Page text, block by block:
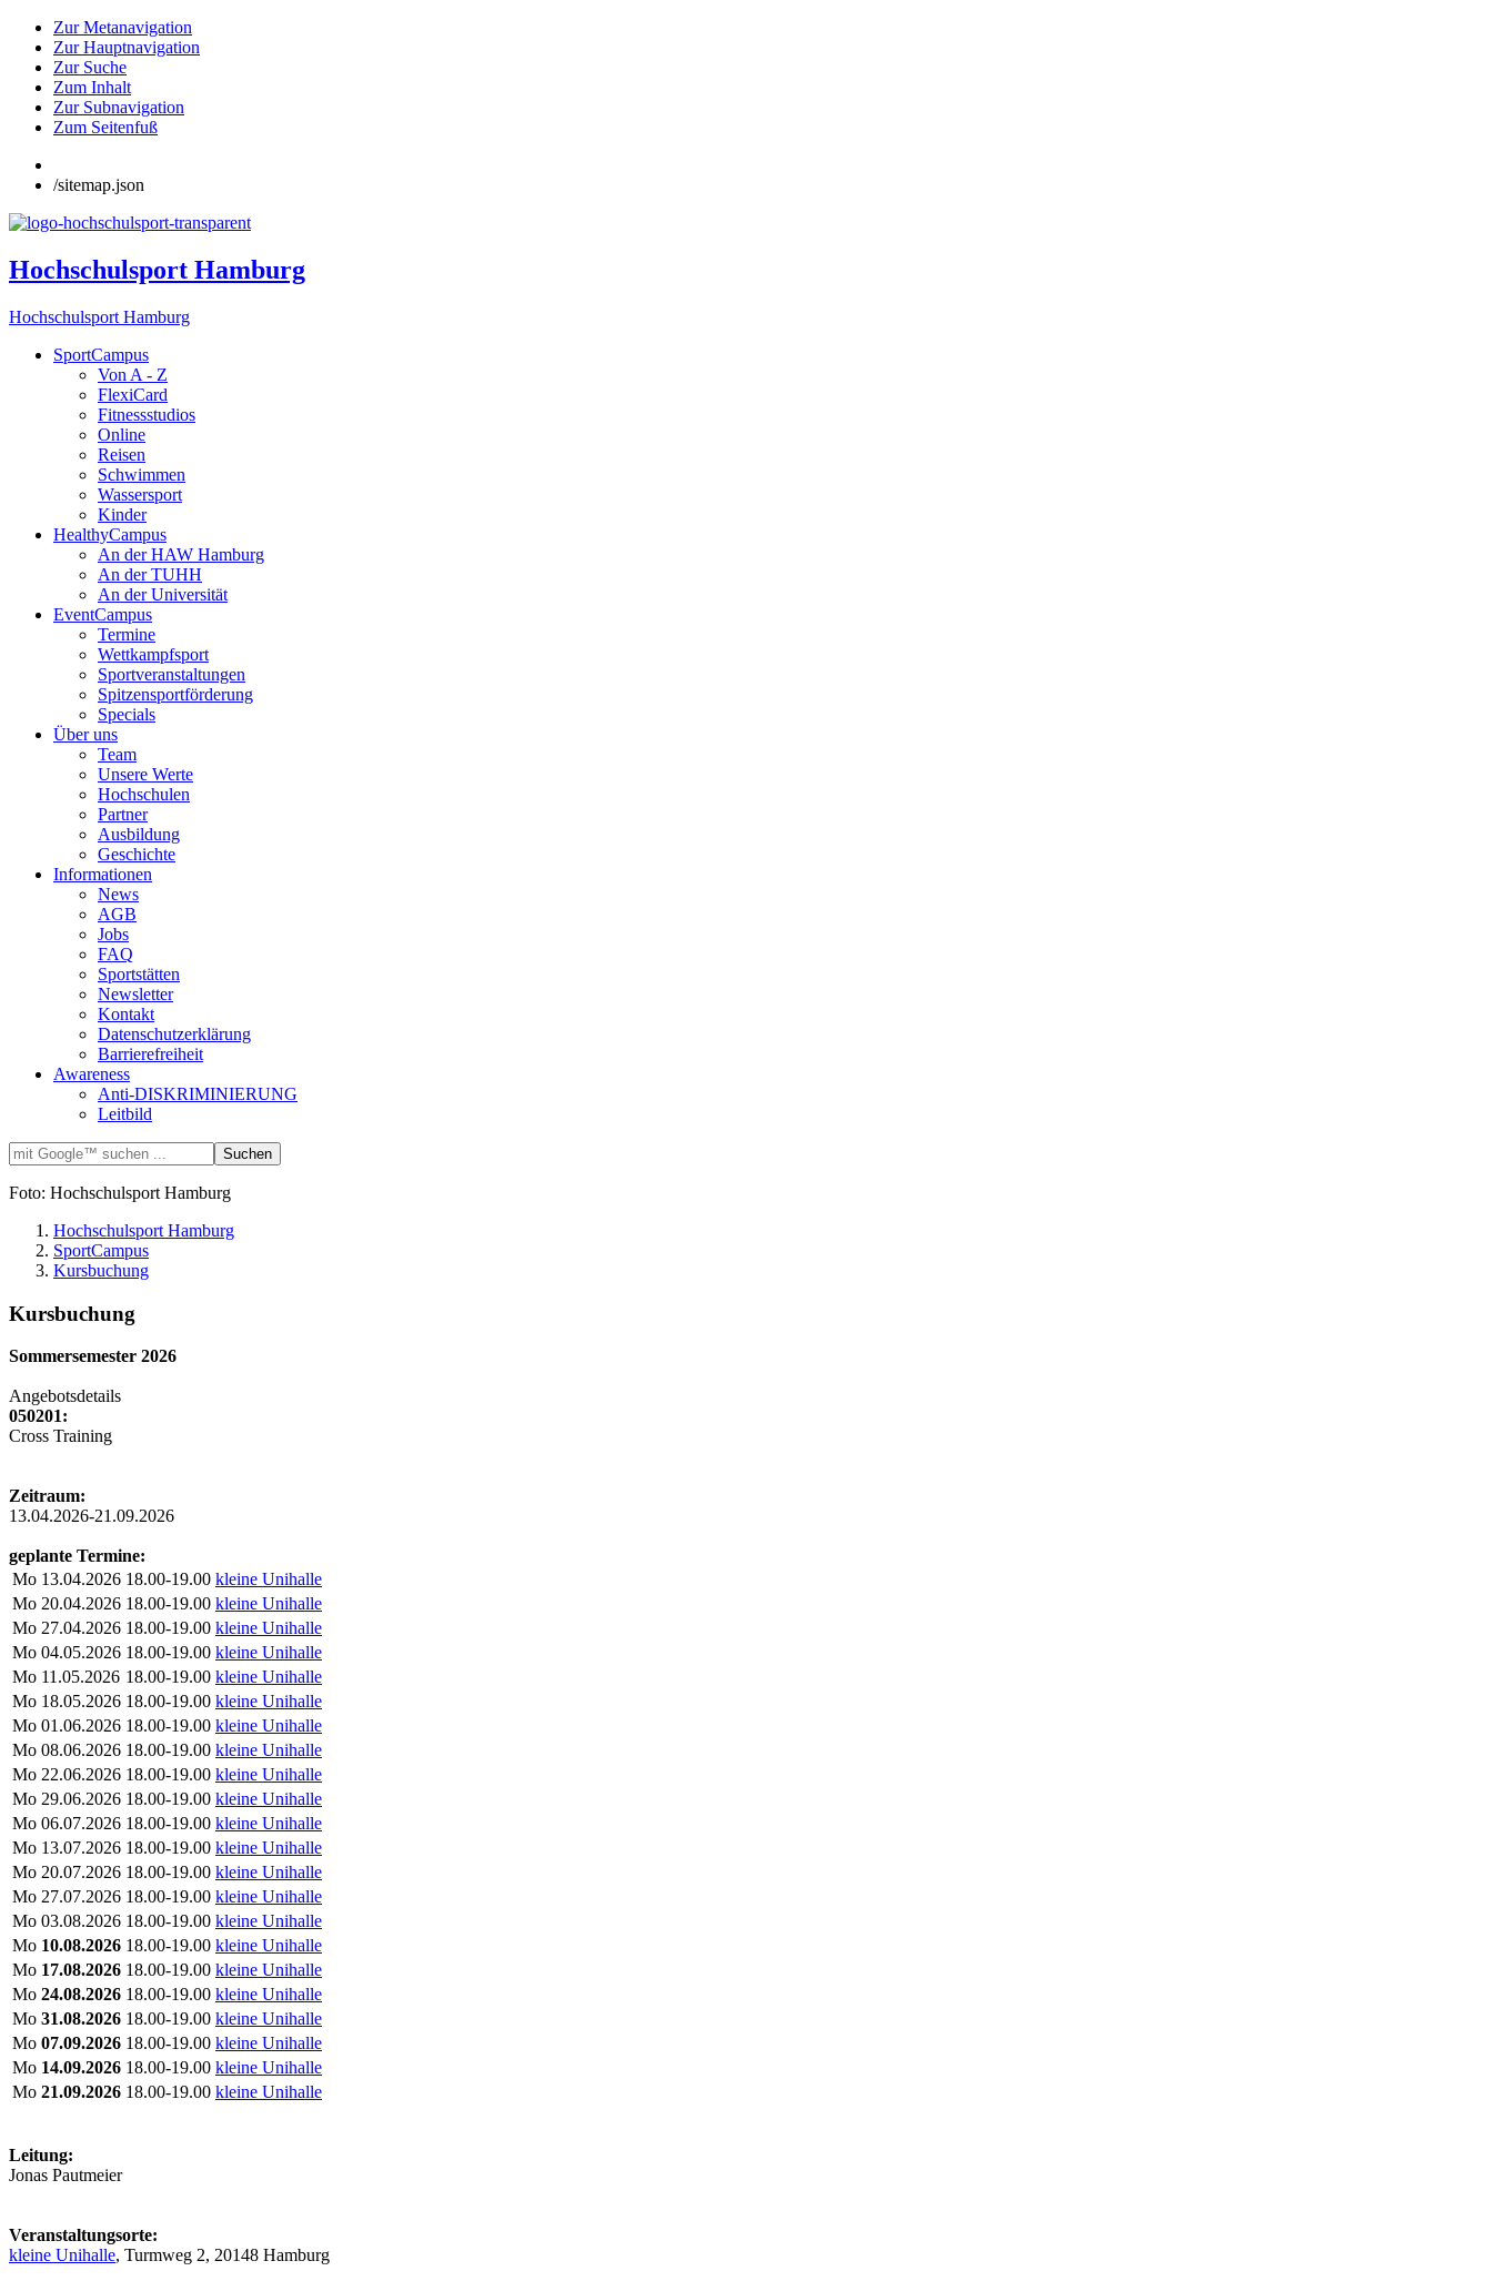
Zur Metanavigation
Zur Hauptnavigation
Zur Suche
Zum Inhalt
Zur Subnavigation
Zum Seitenfuß
/sitemap.json
Hochschulsport Hamburg
Hochschulsport Hamburg
SportCampus
Von A - Z
FlexiCard
Fitnessstudios
Online
Reisen
Schwimmen
Wassersport
Kinder
HealthyCampus
An der HAW Hamburg
An der TUHH
An der Universität
EventCampus
Termine
Wettkampfsport
Sportveranstaltungen
Spitzensportförderung
Specials
Über uns
Team
Unsere Werte
Hochschulen
Partner
Ausbildung
Geschichte
Informationen
News
AGB
Jobs
FAQ
Sportstätten
Newsletter
Kontakt
Datenschutzerklärung
Barrierefreiheit
Awareness
Anti-DISKRIMINIERUNG
Leitbild
Foto: Hochschulsport Hamburg
Hochschulsport Hamburg
SportCampus
Kursbuchung
Kursbuchung
Sommersemester 2026
Angebotsdetails
050201:
Cross Training
Zeitraum:
13.04.2026-21.09.2026
geplante Termine:
Mo 13.04.2026 18.00-19.00 kleine Unihalle
Mo 20.04.2026 18.00-19.00 kleine Unihalle
Mo 27.04.2026 18.00-19.00 kleine Unihalle
Mo 04.05.2026 18.00-19.00 kleine Unihalle
Mo 11.05.2026 18.00-19.00 kleine Unihalle
Mo 18.05.2026 18.00-19.00 kleine Unihalle
Mo 01.06.2026 18.00-19.00 kleine Unihalle
Mo 08.06.2026 18.00-19.00 kleine Unihalle
Mo 22.06.2026 18.00-19.00 kleine Unihalle
Mo 29.06.2026 18.00-19.00 kleine Unihalle
Mo 06.07.2026 18.00-19.00 kleine Unihalle
Mo 13.07.2026 18.00-19.00 kleine Unihalle
Mo 20.07.2026 18.00-19.00 kleine Unihalle
Mo 27.07.2026 18.00-19.00 kleine Unihalle
Mo 03.08.2026 18.00-19.00 kleine Unihalle
Mo 10.08.2026 18.00-19.00 kleine Unihalle
Mo 17.08.2026 18.00-19.00 kleine Unihalle
Mo 24.08.2026 18.00-19.00 kleine Unihalle
Mo 31.08.2026 18.00-19.00 kleine Unihalle
Mo 07.09.2026 18.00-19.00 kleine Unihalle
Mo 14.09.2026 18.00-19.00 kleine Unihalle
Mo 21.09.2026 18.00-19.00 kleine Unihalle
Leitung:
Jonas Pautmeier
Veranstaltungsorte:
kleine Unihalle, Turmweg 2, 20148 Hamburg